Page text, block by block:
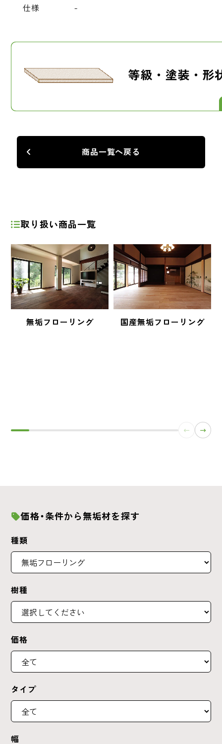
仕様 -
商品一覧へ戻る
取り扱い商品一覧
無垢フローリング 国産無垢フローリング
価格・条件から無垢材を探す
種類
樹種
価格
タイプ
幅